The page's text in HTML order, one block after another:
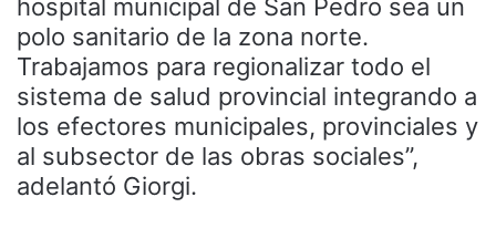
hospital municipal de San Pedro sea un
polo sanitario de la zona norte.
Trabajamos para regionalizar todo el
sistema de salud provincial integrando a
los efectores municipales, provinciales y
al subsector de las obras sociales”,
adelantó Giorgi.